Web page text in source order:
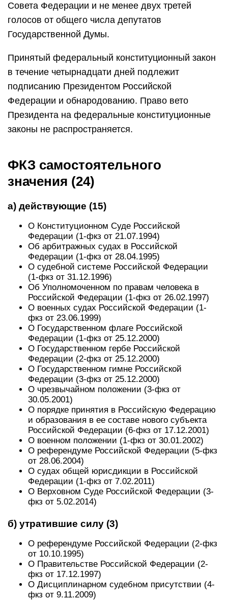
Совета Федерации и не менее двух третей
голосов от общего числа депутатов
Государственной Думы.
Принятый федеральный конституционный закон
в течение четырнадцати дней подлежит
подписанию Президентом Российской
Федерации и обнародованию. Право вето
Президента на федеральные конституционные
законы не распространяется.
ФКЗ самостоятельного
значения (24)
а) действующие (15)
О Конституционном Суде Российской
Федерации (1-фкз от 21.07.1994)
Об арбитражных судах в Российской
Федерации (1-фкз от 28.04.1995)
О судебной системе Российской Федерации
(1-фкз от 31.12.1996)
Об Уполномоченном по правам человека в
Российской Федерации (1-фкз от 26.02.1997)
О военных судах Российской Федерации (1-
фкз от 23.06.1999)
О Государственном флаге Российской
Федерации (1-фкз от 25.12.2000)
О Государственном гербе Российской
Федерации (2-фкз от 25.12.2000)
О Государственном гимне Российской
Федерации (3-фкз от 25.12.2000)
О чрезвычайном положении (3-фкз от
30.05.2001)
О порядке принятия в Российскую Федерацию
и образования в ее составе нового субъекта
Российской Федерации (6-фкз от 17.12.2001)
О военном положении (1-фкз от 30.01.2002)
О референдуме Российской Федерации (5-фкз
от 28.06.2004)
О судах общей юрисдикции в Российской
Федерации (1-фкз от 7.02.2011)
О Верховном Суде Российской Федерации (3-
фкз от 5.02.2014)
б) утратившие силу (3)
О референдуме Российской Федерации (2-фкз
от 10.10.1995)
О Правительстве Российской Федерации (2-
фкз от 17.12.1997)
О Дисциплинарном судебном присутствии (4-
фкз от 9.11.2009)